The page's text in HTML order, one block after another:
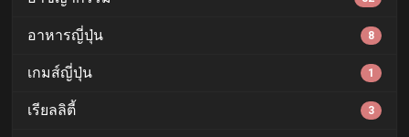
อาหารญี่ปุ่น 8
เกมส์ญี่ปุ่น 1
เรียลลิตี้ 3